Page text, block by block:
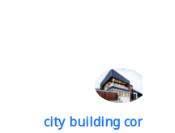
city building